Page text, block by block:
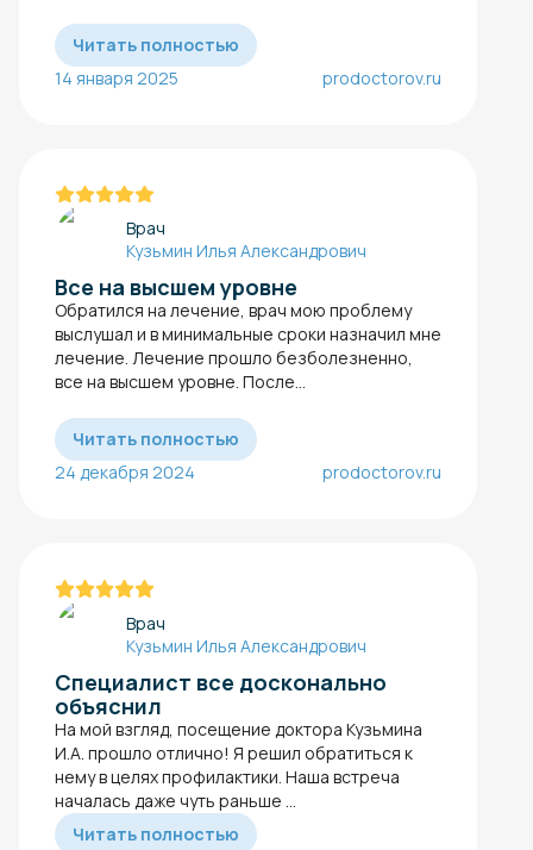
Читать полностью
14 января 2025
prodoctorov.ru
Врач
Кузьмин Илья Александрович
Все на высшем уровне
Обратился на лечение, врач мою проблему
выслушал и в минимальные сроки назначил мне
лечение. Лечение прошло безболезненно,
все на высшем уровне. После...
Читать полностью
24 декабря 2024
prodoctorov.ru
Врач
Кузьмин Илья Александрович
Специалист все досконально
объяснил
На мой взгляд, посещение доктора Кузьмина
И.А. прошло отлично! Я решил обратиться к
нему в целях профилактики. Наша встреча
началась даже чуть раньше ...
Читать полностью